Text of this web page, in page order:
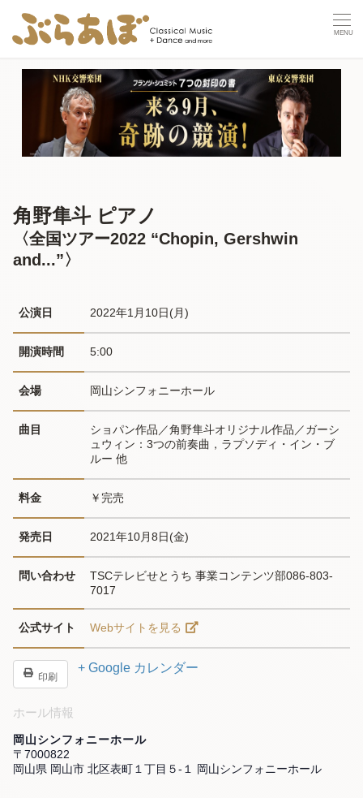
角野隼斗 ピアノ
〈全国ツアー2022 “Chopin, Gershwin
and...”〉
公演日 2022年1月10日(月)
開演時間 5:00
会場 岡山シンフォニーホール
曲目
ショパン作品／角野隼斗オリジナル作品／ガーシ
ュウィン：3つの前奏曲，ラプソディ・イン・ブ
ルー 他
料金 ￥完売
発売日 2021年10月8日(金)
問い合わせ
TSCテレビせとうち 事業コンテンツ部086-803-
7017
公式サイト Webサイトを見る
印刷
+ Google カレンダー
ホール情報
岡山シンフォニーホール
〒7000822
岡山県 岡山市 北区表町１丁目５-１ 岡山シンフォニーホール